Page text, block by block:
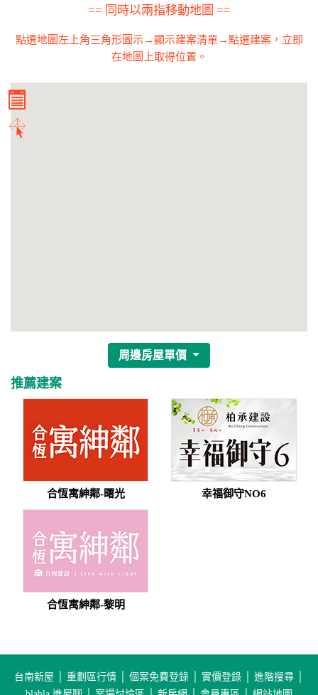
== 同時以兩指移動地圖 ==
點選地圖左上角三角形圖示→顯示建案清單→點選建案，立即
在地圖上取得位置。
周邊房屋單價
推薦建案
合恆寓紳鄰-曙光 幸福御守NO6
合恆寓紳鄰-黎明
台南新屋 重劃區行情 個案免費登錄 實價登錄 進階搜尋